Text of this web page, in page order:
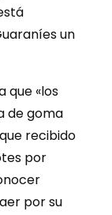
un
que «los
de goma
recibido
por
por su